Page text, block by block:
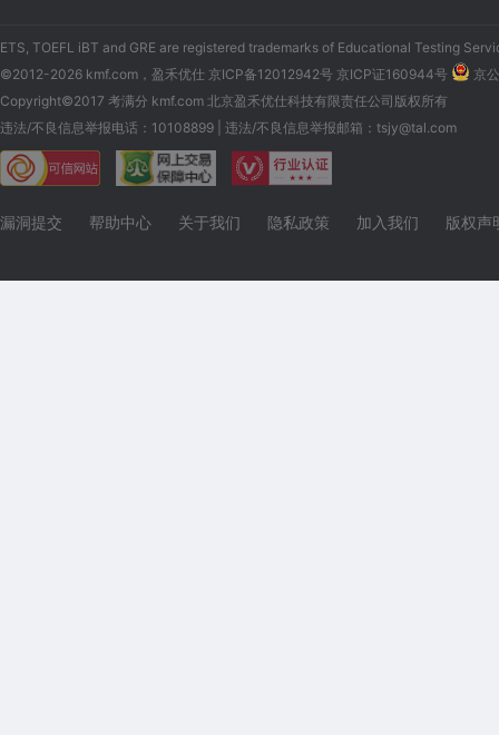
ETS, TOEFL iBT and GRE are registered trademarks of Educational Testing
©2012-2026 kmf.com，盈禾优仕 京ICP备12012942号 京ICP证160944号
京
Copyright©2017 考满分 kmf.com 北京盈禾优仕科技有限责任公司版权所有
违法/不良信息举报电话：10108899 | 违法/不良信息举报邮箱：tsjy@tal.com
漏洞提交 帮助中心 关于我们 隐私政策 加入我们 版权声